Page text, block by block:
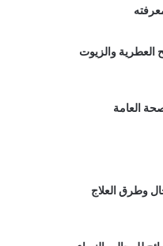
العطرية والزيوت
وطرق العلاج